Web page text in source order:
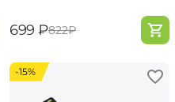
‍699‍ ₽‍822‍₽
-15%